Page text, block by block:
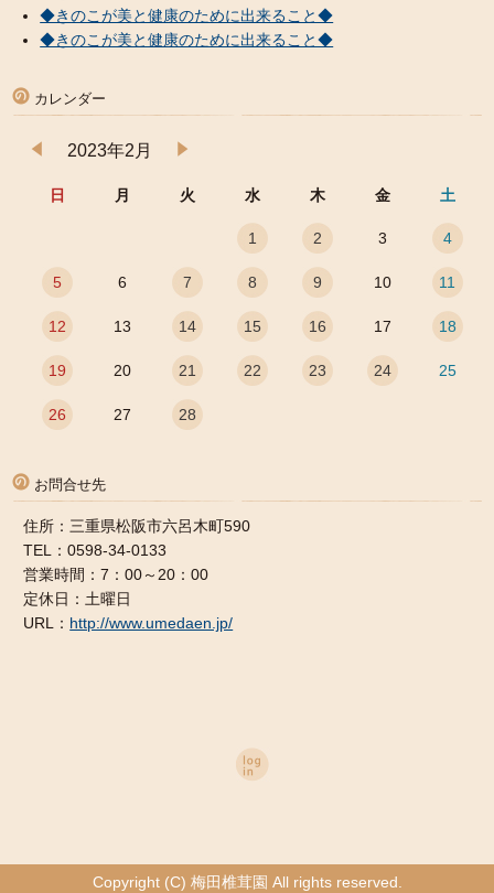
◆きのこが美と健康のために出来ること◆
◆きのこが美と健康のために出来ること◆
カレンダー
2023年2月
日 月 火 水 木 金 土
1 2 3 4
5 6 7 8 9 10 11
12 13 14 15 16 17 18
19 20 21 22 23 24 25
26 27 28
お問合せ先
住所：三重県松阪市六呂木町590
TEL：0598-34-0133
営業時間：7：00～20：00
定休日：土曜日
URL： http://www.umedaen.jp/
Copyright (C) 梅田椎茸園 All rights reserved.